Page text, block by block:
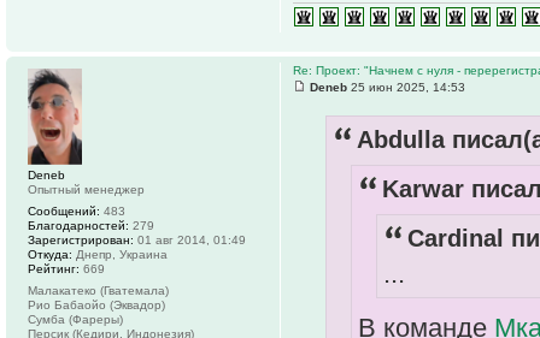
Re: Проект: "Начнем с нуля -
Deneb 25 июн 2025, 14:53
Abdulla
Karwar
Cardinal
...
В команде
Deneb
Опытный менеджер
Сообщений: 483
Благодарностей: 279
Зарегистрирован: 01 авг 2014, 01:49
Откуда: Днепр, Украина
Рейтинг: 669
Малакатеко (Гватемала)
Рио Бабаойо (Эквадор)
Сумба (Фареры)
Персик (Кедири, Индонезия)